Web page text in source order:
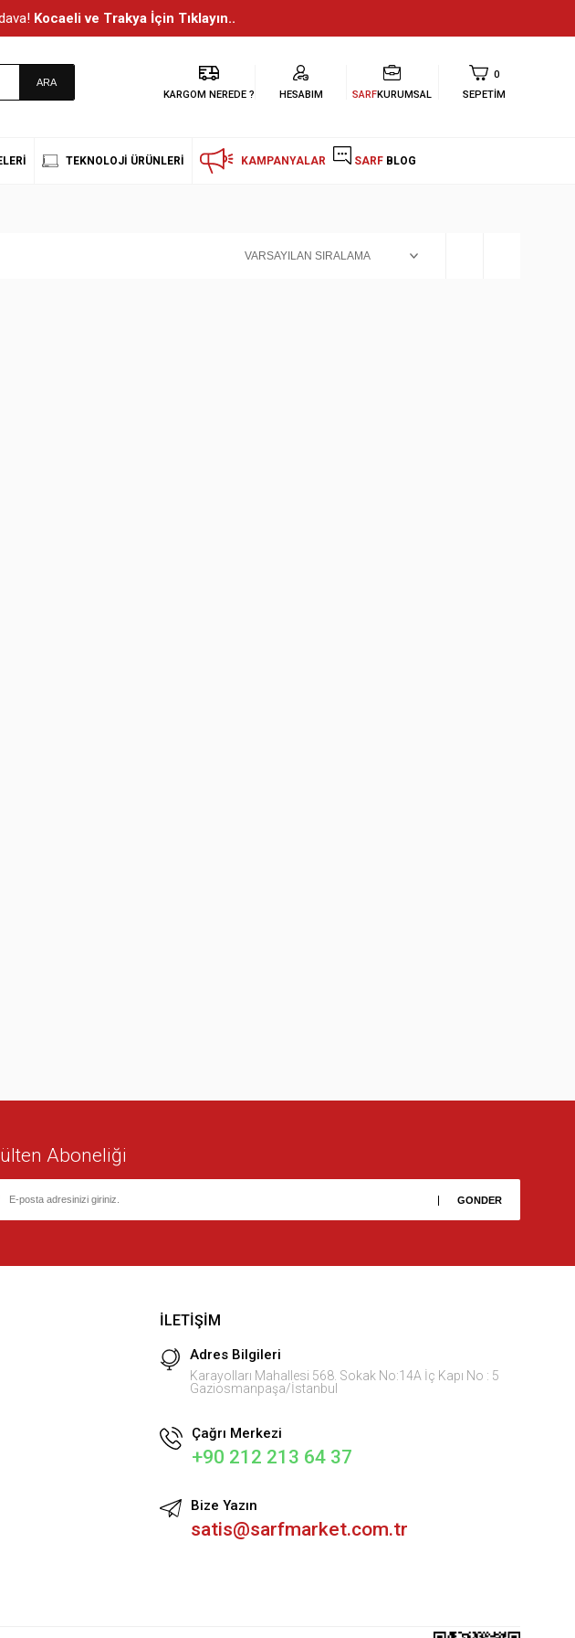
Kocaeli ve Trakya İçin Tıklayın..
KARGOM NEREDE ? HESABIM SARFKURUMSAL
0
SEPETIM
TEKNOLOJI ÜRÜNLERI KAMPANYALAR SARF BLOG
Aboneliği
İLETIŞIM
Adres Bilgileri
Karayolları Mahallesi 568. Sokak No:14A İç Kapı No : 5
Gaziosmanpaşa/İstanbul
Çağrı Merkezi
+90 212 213 64 37
Bize Yazın
satis@sarfmarket.com.tr